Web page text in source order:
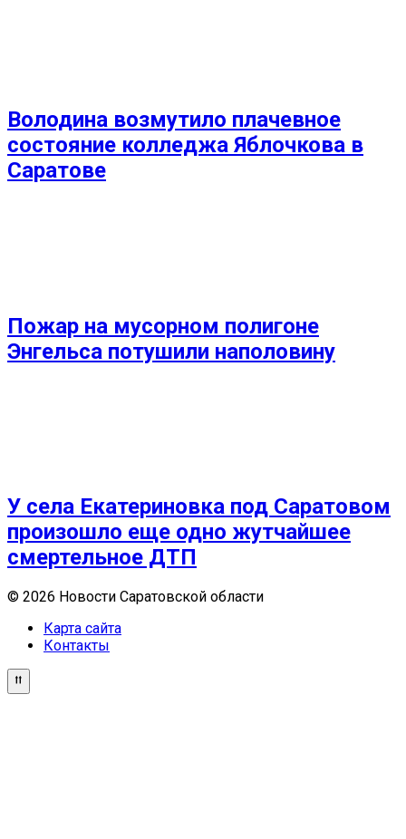
Володина возмутило плачевное
состояние колледжа Яблочкова в
Саратове
Пожар на мусорном полигоне
Энгельса потушили наполовину
У села Екатериновка под Саратовом
произошло еще одно жутчайшее
смертельное ДТП
© 2026 Новости Саратовской области
Карта сайта
Контакты